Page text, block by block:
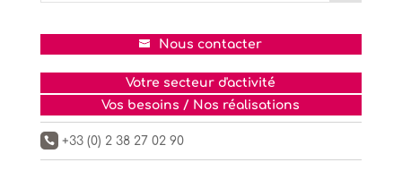
Nous contacter
Votre secteur d'activité
Vos besoins / Nos réalisations
 +33 (0) 2 38 27 02 90